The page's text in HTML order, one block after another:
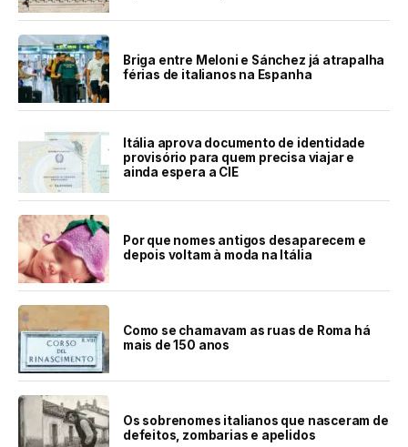
Briga entre Meloni e Sánchez já atrapalha
férias de italianos na Espanha
Itália aprova documento de identidade
provisório para quem precisa viajar e
ainda espera a CIE
Por que nomes antigos desaparecem e
depois voltam à moda na Itália
Como se chamavam as ruas de Roma há
mais de 150 anos
Os sobrenomes italianos que nasceram de
defeitos, zombarias e apelidos